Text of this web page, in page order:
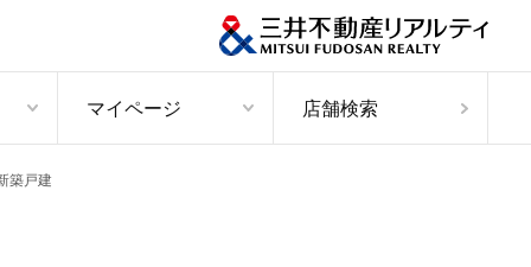
マイページ 店舗検索
築戸建